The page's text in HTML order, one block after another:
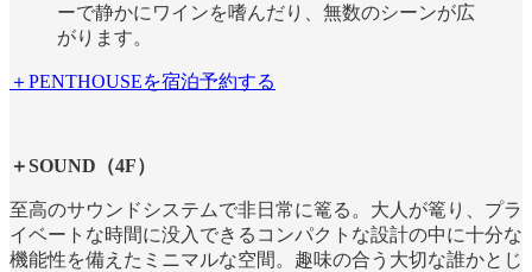
ーで静かにワインを嗜んだり、無数のシーンが広
がります。
＋PENTHOUSEを宿泊予約する
＋SOUND（4F）
至高のサウンドシステムで非日常に篭る。大人が篭り、プラ
イベートな時間に没入できるコンパクトな設計の中に十分な
機能性を備えたミニマルな空間。趣味の合う大切な誰かとじ